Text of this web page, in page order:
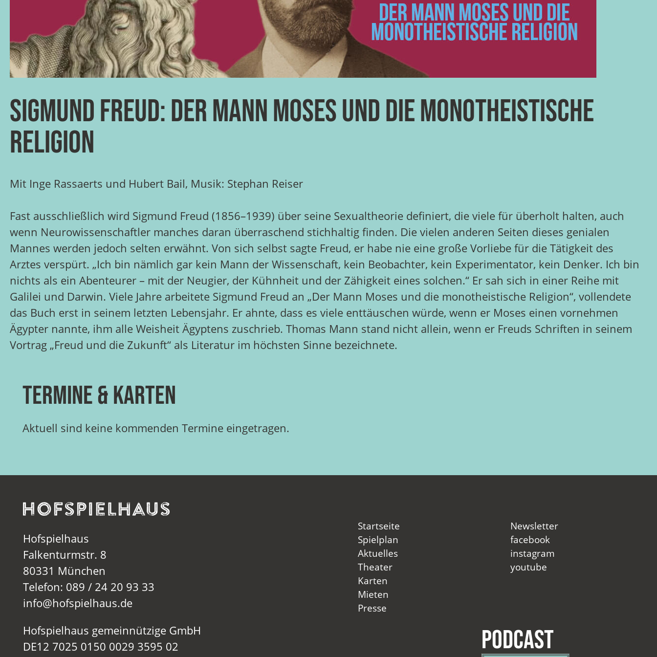
Sigmund Freud: Der Mann Moses und die monotheistische
Religion
Mit Inge Rassaerts und Hubert Bail, Musik: Stephan Reiser
Fast ausschließlich wird Sigmund Freud (1856–1939) über seine Sexualtheorie definiert, die viele für überholt halten, auch
wenn Neurowissenschaftler manches daran überraschend stichhaltig finden. Die vielen anderen Seiten dieses genialen
Mannes werden jedoch selten erwähnt. Von sich selbst sagte Freud, er habe nie eine große Vorliebe für die Tätigkeit des
Arztes verspürt. „Ich bin nämlich gar kein Mann der Wissenschaft, kein Beobachter, kein Experimentator, kein Denker. Ich bin
nichts als ein Abenteurer – mit der Neugier, der Kühnheit und der Zähigkeit eines solchen.“ Er sah sich in einer Reihe mit
Galilei und Darwin. Viele Jahre arbeitete Sigmund Freud an „Der Mann Moses und die monotheistische Religion“, vollendete
das Buch erst in seinem letzten Lebensjahr. Er ahnte, dass es viele enttäuschen würde, wenn er Moses einen vornehmen
Ägypter nannte, ihm alle Weisheit Ägyptens zuschrieb. Thomas Mann stand nicht allein, wenn er Freuds Schriften in seinem
Vortrag „Freud und die Zukunft“ als Literatur im höchsten Sinne bezeichnete.
Termine & Karten
Aktuell sind keine kommenden Termine eingetragen.
Hofspielhaus
Falkenturmstr. 8
80331 München
Telefon: 089 / 24 20 93 33
info@hofspielhaus.de
Hofspielhaus gemeinnützige GmbH
DE12 7025 0150 0029 3595 02
Startseite
Spielplan
Aktuelles
Theater
Karten
Mieten
Presse
Newsletter
facebook
instagram
youtube
Podcast